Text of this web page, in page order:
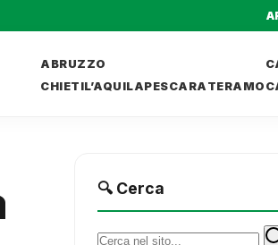
ABRUZZO
CHIETIL’AQUILAPESCARA TERAMO
🔍 Cerca
Cerca: